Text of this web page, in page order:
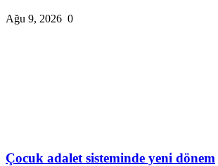
Ağu 9, 2026 0
Çocuk adalet sisteminde yeni dönem